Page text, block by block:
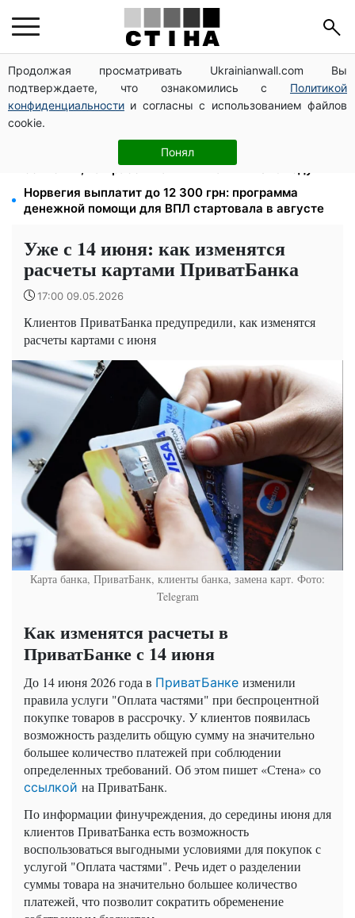
Продолжая просматривать Ukrainianwall.com Вы
подтверждаете, что ознакомились с Политикой
конфиденциальности и согласны с использованием файлов
cookie.
Понял
Пенсионная реформа в сентябре: добровольные
накопления и пересмотр спецпенсий судей
Тариф от 190 грн в месяц: Киевстар и lifecell дают
скидки пенсионерам, Vodafone — без льгот
Зарплата 30 000 грн — пенсия 11 500 грн: ПФУ
объяснил, как рассчитать выплаты в 2026 году
Норвегия выплатит до 12 300 грн: программа
денежной помощи для ВПЛ стартовала в августе
Уже с 14 июня: как изменятся
расчеты картами ПриватБанка
17:00 09.05.2026
Клиентов ПриватБанка предупредили, как изменятся
расчеты картами с июня
Карта банка, ПриватБанк, клиенты банка, замена карт. Фото:
Telegram
Как изменятся расчеты в
ПриватБанке с 14 июня
До 14 июня 2026 года в ПриватБанке изменили
правила услуги "Оплата частями" при беспроцентной
покупке товаров в рассрочку. У клиентов появилась
возможность разделить общую сумму на значительно
большее количество платежей при соблюдении
определенных требований. Об этом пишет «Стена» со
ссылкой на ПриватБанк.
По информации финучреждения, до середины июня для
клиентов ПриватБанка есть возможность
воспользоваться выгодными условиями для покупок с
услугой "Оплата частями". Речь идет о разделении
суммы товара на значительно большее количество
платежей, что позволит сократить обременение